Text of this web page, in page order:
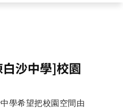
沙中學]校園
學希望把校園空間由